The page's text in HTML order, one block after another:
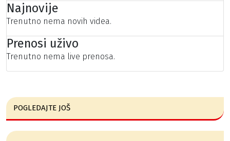
Najnovije
Trenutno nema novih videa.
Prenosi uživo
Trenutno nema live prenosa.
POGLEDAJTE JOŠ